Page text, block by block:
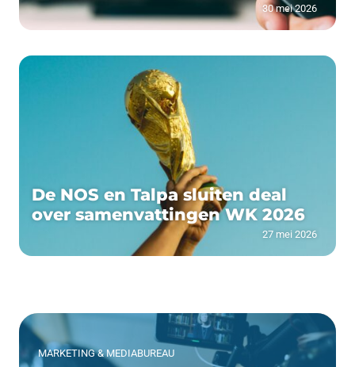
30 mei 2026
De NOS en Talpa sluiten deal
over samenvattingen WK 2026
27 mei 2026
MARKETING & MEDIABUREAU